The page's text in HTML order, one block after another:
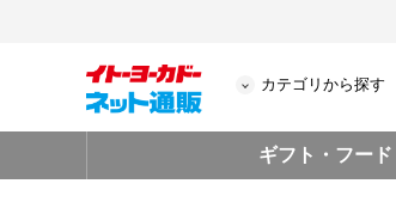
カテゴリから探す
ギフト・フード